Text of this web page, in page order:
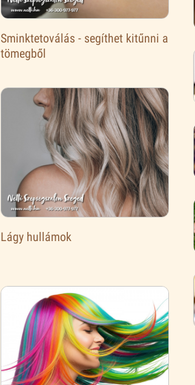
Sminktetoválás - segíthet kitűnni a
tömegből
Lágy hullámok